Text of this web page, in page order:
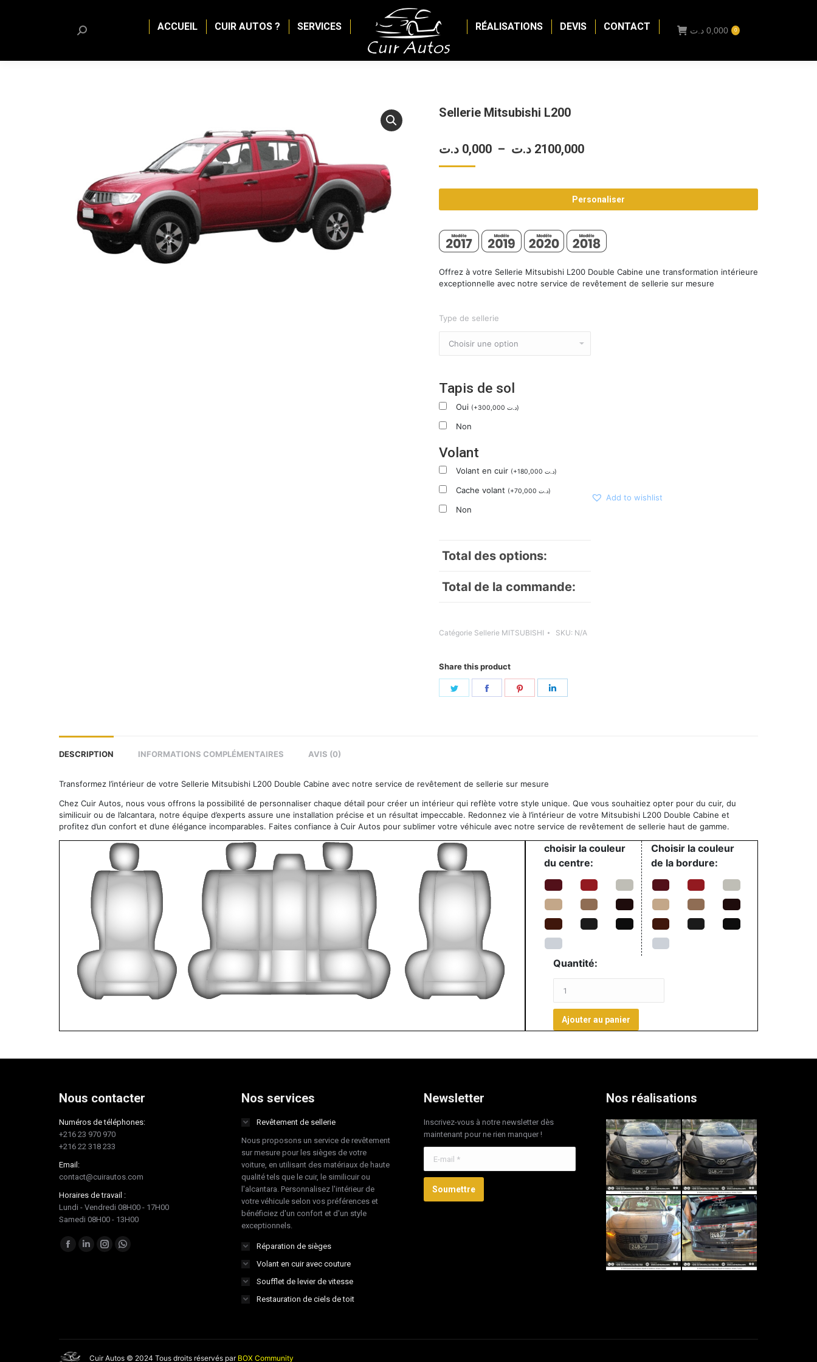
ACCUEIL CUIR AUTOS ? SERVICES
Search: RÉALISATIONS DEVIS CONTACT 0,000 د.ت 0
Sellerie Mitsubishi L200
0,000 د.ت – 2100,000 د.ت
Plage
prix :
0,000 د.ت
Personaliser
Offrez à votre Sellerie Mitsubishi L200 Double Cabine une transformation intérieure
exceptionnelle avec notre service de revêtement de sellerie sur mesure
Type de sellerie
Tapis de sol
Oui (+300,000 د.ت)
Non
Volant
Volant en cuir (+180,000 د.ت)
Cache volant (+70,000 د.ت)
Non
Total des options:
Total de la commande:
Add to wishlist
Catégorie Sellerie MITSUBISHI SKU: N/A
Share this product
Share
Share
DESCRIPTION INFORMATIONS COMPLÉMENTAIRES AVIS (0)
Transformez l’intérieur de votre Sellerie Mitsubishi L200 Double Cabine avec notre service de revêtement de sellerie sur mesure
Chez Cuir Autos, nous vous offrons la possibilité de personnaliser chaque détail pour créer un intérieur qui reflète votre style unique. Que vous souhaitiez opter pour du cuir, du
similicuir ou de l’alcantara, notre équipe d’experts assure une installation précise et un résultat impeccable. Redonnez vie à l’intérieur de votre Mitsubishi L200 Double Cabine et
profitez d’un confort et d’une élégance incomparables. Faites confiance à Cuir Autos pour sublimer votre véhicule avec notre service de revêtement de sellerie haut de gamme.
choisir la couleur
du centre:
Choisir la couleur
de la bordure:
Quantité:
Ajouter au panier
Nous contacter
Numéros de téléphones:
+216 23 970 970
+216 22 318 233
Email:
contact@cuirautos.com
Horaires de travail :
Lundi - Vendredi 08H00 - 17H00
Samedi 08H00 - 13H00
Trouvez nous sur :
Facebook
LinkedInInstagramWhatsapp
Nos services
Revêtement de sellerie
Nous proposons un service de revêtement
sur mesure pour les sièges de votre
voiture, en utilisant des matériaux de haute
qualité tels que le cuir, le similicuir ou
l'alcantara. Personnalisez l'intérieur de
votre véhicule selon vos préférences et
bénéficiez d'un confort et d'un style
exceptionnels.
Réparation de sièges
Volant en cuir avec couture
Soufflet de levier de vitesse
Restauration de ciels de toit
Newsletter
Inscrivez-vous à notre newsletter dès
maintenant pour ne rien manquer !
Soumettre
Nos réalisations
Cuir Autos © 2024 Tous droits réservés par BOX Community